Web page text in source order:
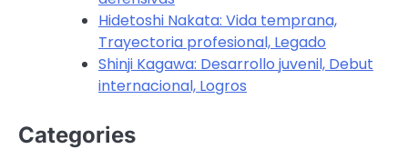
Hidetoshi Nakata: Vida temprana,
Trayectoria profesional, Legado
Shinji Kagawa: Desarrollo juvenil, Debut
internacional, Logros
Categories